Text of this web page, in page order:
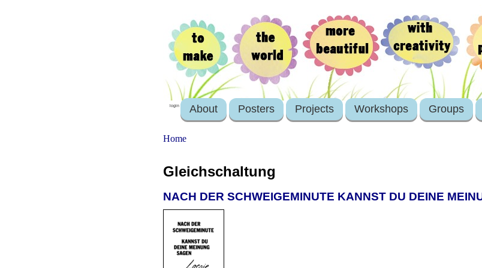
login About Posters Projects Workshops Groups
Home
Gleichschaltung
NACH DER SCHWEIGEMINUTE KANNST DU DEINE